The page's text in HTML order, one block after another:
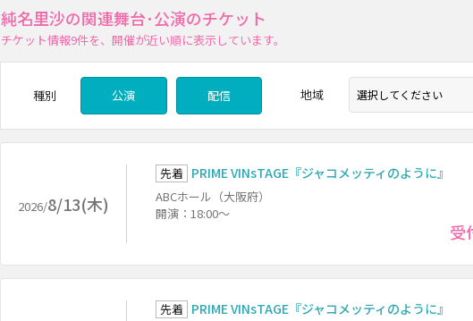
純名里沙の関連舞台･公演のチケット
チケット情報9件を、開催が近い順に表示しています。
種別 公演 配信 地域
2026/8/13(木)
先着 PRIME VINsTAGE『ジャコメッティのように』
ABCホール（大阪府）
開演：18:00～
受
先着 PRIME VINsTAGE『ジャコメッティのように』